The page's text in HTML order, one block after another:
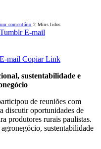
comentário 2 Mins lidos
Tumblr E-mail
E-mail Copiar Link
sustentabilidade e
de reuniões com
discutir oportunidades de
produtores rurais paulistas.
sustentabilidade